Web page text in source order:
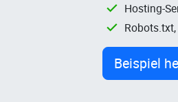
Hosting-
Beispiel